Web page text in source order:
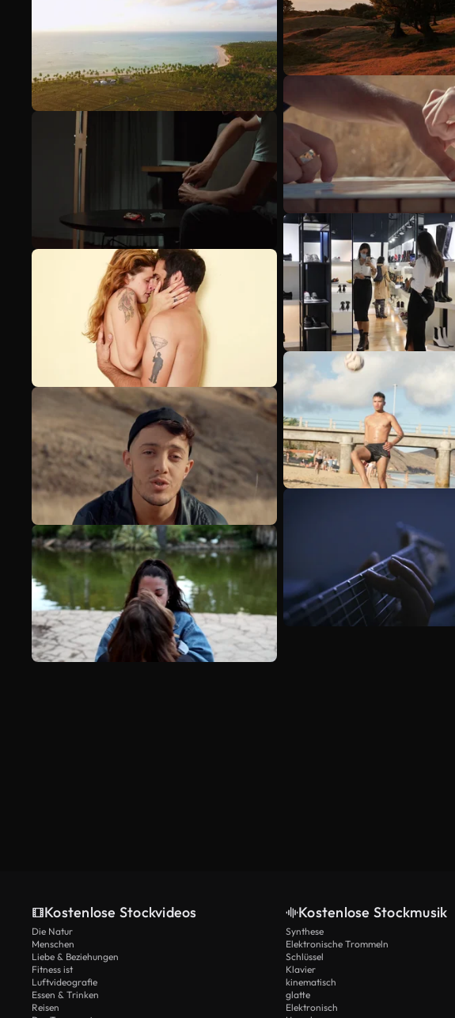
Kostenlose Stockvideos
Die Natur
Menschen
Liebe & Beziehungen
Fitness ist
Luftvideografie
Essen & Trinken
Reisen
Kostenlose Stockmusik
Synthese
Elektronische Trommeln
Schlüssel
Klavier
kinematisch
glatte
Elektronisch